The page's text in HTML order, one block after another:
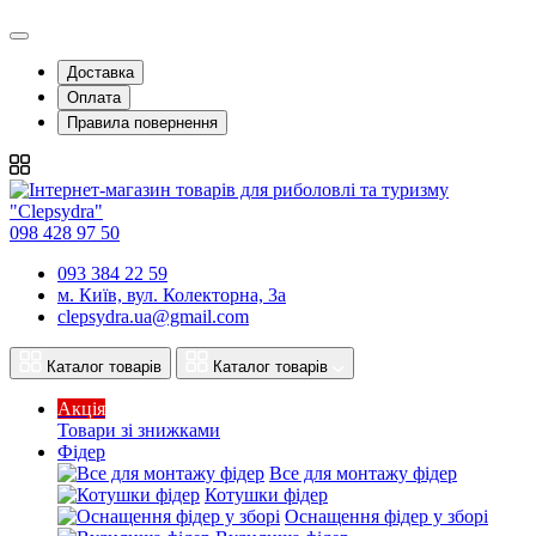
Доставка
Оплата
Правила повернення
098 428 97 50
093 384 22 59
м. Київ, вул. Колекторна, 3а
clepsydra.ua@gmail.com
Каталог товарів Каталог товарів
Акція
Товари зі знижками
Фідер
Все для монтажу фідер
Котушки фідер
Оснащення фідер у зборі